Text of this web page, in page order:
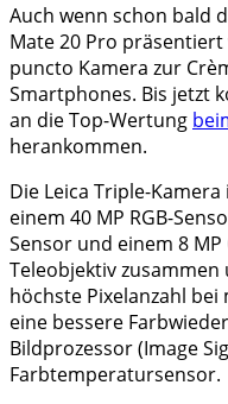
Auch wenn schon bald
Mate 20 Pro
puncto Kamera zur
Smartphones. Bis jetzt
an die Top-Wertung
herankommen.
Die Leica Triple-
einem 40 MP RGB-
Sensor und einem 8
Teleobjektiv
höchste Pixelanzahl
eine bessere
Bildprozessor (Image
Farbtemperatursensor.